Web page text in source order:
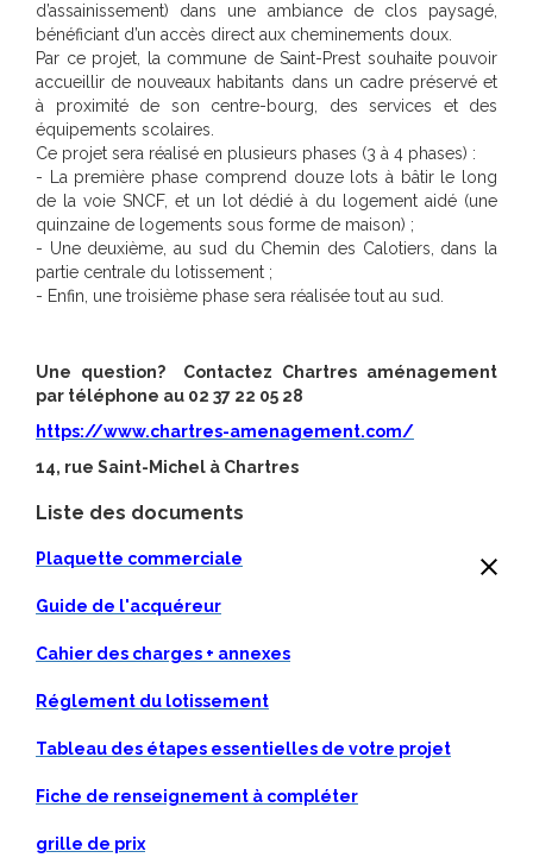
d’assainissement) dans une ambiance de clos paysagé,
bénéficiant d’un accès direct aux cheminements doux.
Par ce projet, la commune de Saint-Prest souhaite pouvoir
accueillir de nouveaux habitants dans un cadre préservé et
à proximité de son centre-bourg, des services et des
équipements scolaires.
Ce projet sera réalisé en plusieurs phases (3 à 4 phases) :
- La première phase comprend douze lots à bâtir le long
de la voie SNCF, et un lot dédié à du logement aidé (une
quinzaine de logements sous forme de maison) ;
- Une deuxième, au sud du Chemin des Calotiers, dans la
partie centrale du lotissement ;
- Enfin, une troisième phase sera réalisée tout au sud.
Une question? Contactez Chartres aménagement
par téléphone au 02 37 22 05 28
https://www.chartres-amenagement.com/
14, rue Saint-Michel à Chartres
Liste des documents
Plaquette commerciale
Guide de l'acquéreur
Cahier des charges + annexes
Réglement du lotissement
Tableau des étapes essentielles de votre projet
Fiche de renseignement à compléter
grille de prix